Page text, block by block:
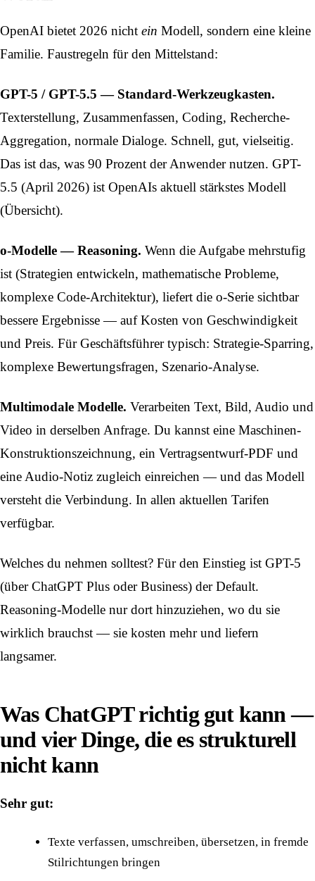
OpenAI bietet 2026 nicht ein Modell, sondern eine kleine
Familie. Faustregeln für den Mittelstand:
GPT-5 / GPT-5.5 — Standard-Werkzeugkasten.
Texterstellung, Zusammenfassen, Coding, Recherche-
Aggregation, normale Dialoge. Schnell, gut, vielseitig.
Das ist das, was 90 Prozent der Anwender nutzen. GPT-
5.5 (April 2026) ist OpenAIs aktuell stärkstes Modell
(Übersicht).
o-Modelle — Reasoning. Wenn die Aufgabe mehrstufig
ist (Strategien entwickeln, mathematische Probleme,
komplexe Code-Architektur), liefert die o-Serie sichtbar
bessere Ergebnisse — auf Kosten von Geschwindigkeit
und Preis. Für Geschäftsführer typisch: Strategie-Sparring,
komplexe Bewertungsfragen, Szenario-Analyse.
Multimodale Modelle. Verarbeiten Text, Bild, Audio und
Video in derselben Anfrage. Du kannst eine Maschinen-
Konstruktionszeichnung, ein Vertragsentwurf-PDF und
eine Audio-Notiz zugleich einreichen — und das Modell
versteht die Verbindung. In allen aktuellen Tarifen
verfügbar.
Welches du nehmen solltest? Für den Einstieg ist GPT-5
(über ChatGPT Plus oder Business) der Default.
Reasoning-Modelle nur dort hinzuziehen, wo du sie
wirklich brauchst — sie kosten mehr und liefern
langsamer.
Was ChatGPT richtig gut kann —
und vier Dinge, die es strukturell
nicht kann
Sehr gut:
Texte verfassen, umschreiben, übersetzen, in fremde
Stilrichtungen bringen